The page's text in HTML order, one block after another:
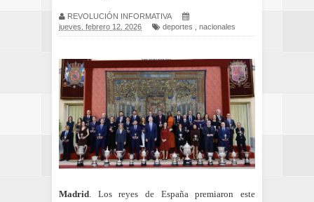
REVOLUCIÓN INFORMATIVA
jueves, febrero 12, 2026
deportes nacionales
Madrid. Losreyes de Españapremiaron este